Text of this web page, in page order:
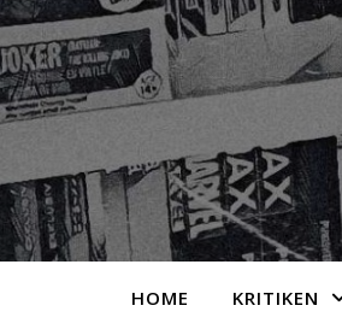
HOME KRITIKEN